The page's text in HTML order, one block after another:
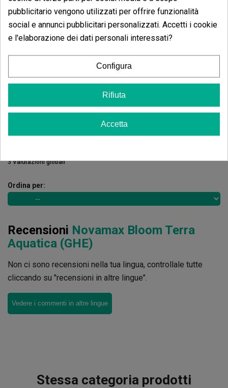
Opinioni dei clienti
5 estrelle
4 estrelle
0.00%
1 estrelle
0.00%
3 Valutazioni globali
Ordina per:
Recensioni Novamax Bloom Terra
Aquatica (GHE)
Non ci sono recensioni nella tua lingua, controllale tutte
cliccando su "recensioni in altre lingue".
Vedere i commenti in altre lingue
Stessa categoria prodotti
pubblicitario vengono utilizzati per offrire funzionalità
social e annunci pubblicitari personalizzati. Accetti i cookie
e l'elaborazione dei dati personali interessati?
Configura
Rifiuta
Accetta